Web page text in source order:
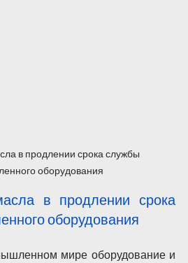
в продлении срока службы
оборудования
в продлении срока
оборудования
мире оборудование и